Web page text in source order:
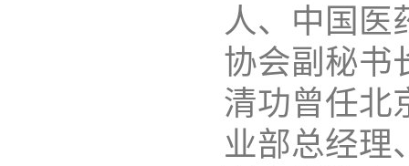
人、中国医
协会副秘书
清功曾任北
业部总经理